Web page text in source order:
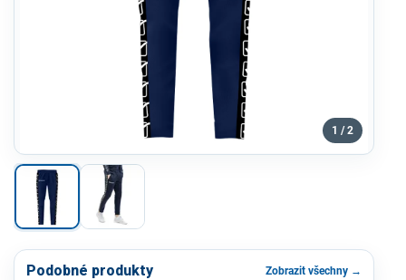
1 / 2
Podobné produkty Zobrazit všechny →